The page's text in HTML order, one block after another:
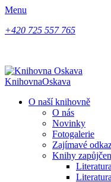
Menu
+420 725 557 765
KnihovnaOskava
O naší knihovně
O nás
Novinky
Fotogalerie
Zajímavé
Knihy